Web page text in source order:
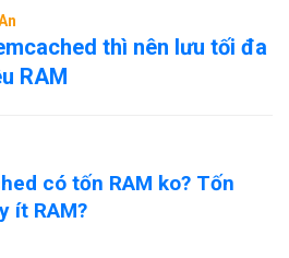
thì nên lưu tối đa
RAM
có tốn RAM ko? Tốn
ít RAM?